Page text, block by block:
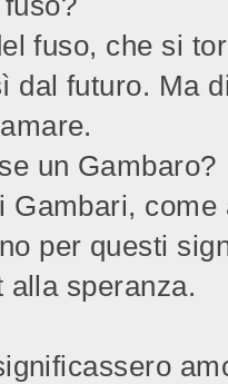
fuso, che si
dal futuro. Ma
un Gambaro?
Gambari,
per questi
alla speranza.